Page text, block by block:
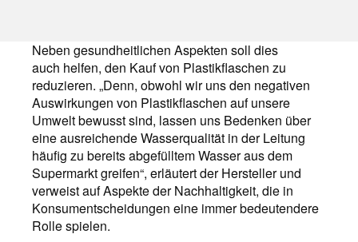
Neben gesundheitlichen Aspekten soll dies
auch helfen, den Kauf von Plastikflaschen zu
reduzieren. „Denn, obwohl wir uns den negativen
Auswirkungen von Plastikflaschen auf unsere
Umwelt bewusst sind, lassen uns Bedenken über
eine ausreichende Wasserqualität in der Leitung
häufig zu bereits abgefülltem Wasser aus dem
Supermarkt greifen“, erläutert der Hersteller und
verweist auf Aspekte der Nachhaltigkeit, die in
Konsumentscheidungen eine immer bedeutendere
Rolle spielen.